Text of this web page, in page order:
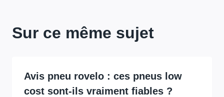
Sur ce même sujet
Avis pneu rovelo : ces pneus low
cost sont-ils vraiment fiables ?